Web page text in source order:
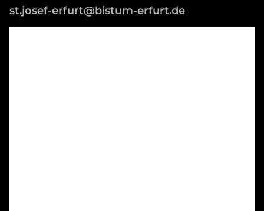
st.josef-erfurt@bistum-erfurt.de